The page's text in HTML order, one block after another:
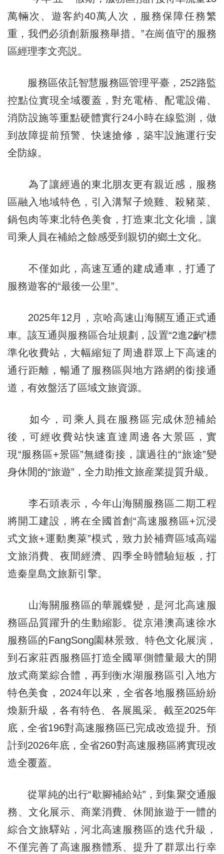
萬輛次、遊客約40萬人次，服務保障任務繁
重，我們必須創新服務舉措。”在崗值守的服務
區經理李文亮説。
服務區依託智慧服務區管理平臺，252路監
控點位實現全域覆蓋，對充電樁、配電設備、
消防設施等重點硬體實行24小時在線監測，做
到故障提前預警、快速搶修，築牢設施運行安
全防線。
為了讓經過的東北朋友更有親近感，服務
區融入地域特色，引入溝幫子燒雞、殺豬菜、
鍋包肉等東北特色美食，打造東北文化墻，讓
司乘人員在補給之餘感受到親切的鄉土文化。
不僅如此，高速互通的建成通車，打通了
服務遊客的“最後一公里”。
2025年12月，京哈高速山海關互通正式通
車。該互通與服務區合址規劃，設置“2進2齣”標
準化收費站，大幅縮短了周邊群眾上下高速的
通行距離，暢通了服務區與地方路網的銜接通
道，有效盤活了區域文旅資源。
如今，司乘人員在服務區完成休憩補給
後，可經收費站快速直達周邊各大景區，實
現“服務區+景區”無縫銜接，讓過往的“旅途”變
身休閒的“旅遊”，全力助推文旅産業提質升級。
李石頭表示，今年山海關服務區二期工程
將開工建設，將在全國首創“高速服務區+沉浸
式文旅+運動奧萊”模式，致力於補齊區域高端
文旅消費、夜間經濟、四季全時體驗短板，打
造秦皇島文旅新引擎。
山海關服務區的華麗蝶變，是河北高速服
務區品質躍升的生動縮影。從京港澳高速徐水
服務區的FangSong園林景致、特色文化展演，
到石家莊西服務區打造全國單側體量最大的開
放式商業綜合體，再到衡水湖服務區引入地方
特色美食，2024年以來，全省各地服務區紛紛
煥新升級，各有特色、各展風采。截至2025年
底，全省196對高速服務區已完成改造提升。預
計到2026年底，全省260對高速服務區將實現改
造全覆蓋。
從單純的出行“歇腳補給站”，到集聚交通服
務、文化展示、商業消費、休閒旅遊于一體的
綜合文旅驛站，河北高速服務區的迭代升級，
不僅完善了高速服務體系、提升了群眾出行幸